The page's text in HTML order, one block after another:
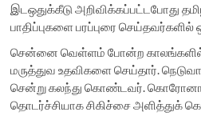
இடஒதுக்கீடு அறிவிக்கப்பட்டபோது
பாதிப்புகளை பரப்புரை செய்தவர்களில்
சென்னை வெள்ளம் போன்ற காலங்களில்
மருத்துவ உதவிகளை செய்தார்.
சென்று கலந்து கொண்டவர். கொரோனா
தொடர்ச்சியாக சிகிச்சை அளித்துக்